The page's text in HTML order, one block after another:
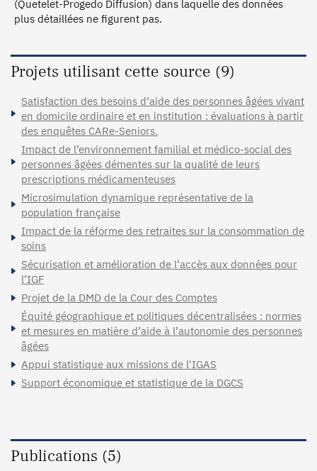
(Quetelet-Progedo Diffusion) dans laquelle des données
plus détaillées ne figurent pas.
Projets utilisant cette source (9)
Satisfaction des besoins d’aide des personnes âgées vivant
en domicile ordinaire et en institution : évaluations à partir
des enquêtes CARe-Seniors.
Impact de l’environnement familial et médico-social des
personnes âgées démentes sur la qualité de leurs
prescriptions médicamenteuses
Microsimulation dynamique représentative de la
population française
Impact de la réforme des retraites sur la consommation de
soins
Sécurisation et amélioration de l’accès aux données pour
l’IGF
Projet de la DMD de la Cour des Comptes
Équité géographique et politiques décentralisées : normes
et mesures en matière d’aide à l’autonomie des personnes
âgées
Appui statistique aux missions de l'IGAS
Support économique et statistique de la DGCS
Publications (5)